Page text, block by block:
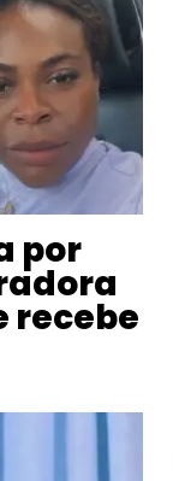
por
recebe